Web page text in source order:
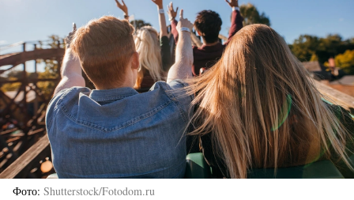
Фото Shutterstock/Fotodom.ru